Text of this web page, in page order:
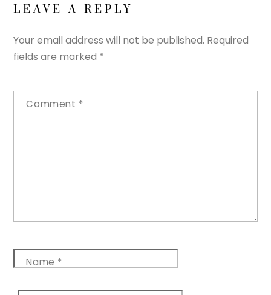
LEAVE A REPLY
Your email address will not be published. Required
fields are marked *
Comment *
Name *